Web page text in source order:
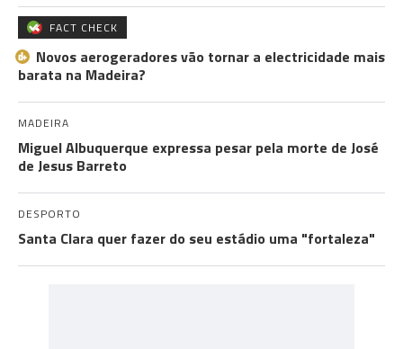
FACT CHECK
Novos aerogeradores vão tornar a electricidade mais
barata na Madeira?
MADEIRA
Miguel Albuquerque expressa pesar pela morte de José
de Jesus Barreto
DESPORTO
Santa Clara quer fazer do seu estádio uma "fortaleza"